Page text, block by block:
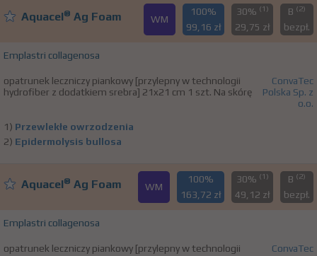
Aquacel® Ag Foam WM
100%
99,16 zł
30% (1)
29,75 zł
B (2)
bezpł.
Emplastri collagenosa
opatrunek leczniczy piankowy [przylepny w technologii
hydrofiber z dodatkiem srebra] 21x21 cm 1 szt. Na skórę
ConvaTec
Polska Sp. z
o.o.
1) Przewlekłe owrzodzenia
2) Epidermolysis bullosa
Aquacel® Ag Foam WM
100%
163,72 zł
30% (1)
49,12 zł
B (2)
bezpł.
Emplastri collagenosa
opatrunek leczniczy piankowy [przylepny w technologii
ConvaTec